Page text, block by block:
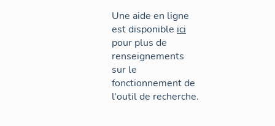
Une aide en ligne
est disponible ici
pour plus de
renseignements
sur le
fonctionnement de
l'outil de recherche.